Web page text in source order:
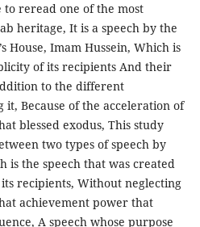
reread one of the most
heritage, It is a speech by the
House, Imam Hussein, Which is
of its recipients And their
to the different
Because of the acceleration of
blessed exodus, This study
two types of speech by
is the speech that was created
recipients, Without neglecting
achievement power that
A speech whose purpose